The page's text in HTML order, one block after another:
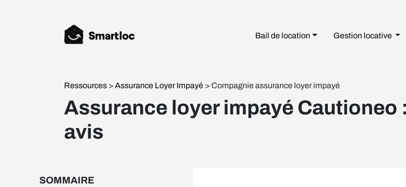
Bail de location Gestion locative
Ressources > Assurance Loyer Impayé > Compagnie assurance loyer impayé
Assurance loyer impayé Cautioneo
avis
SOMMAIRE